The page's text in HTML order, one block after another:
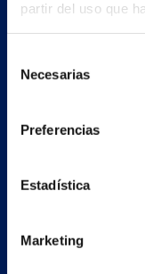
partir del uso que
Necesarias
Preferencias
Estadística
Marketing
Estrada Porto
Pontevedra - España